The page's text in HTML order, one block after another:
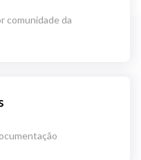
comunidade da